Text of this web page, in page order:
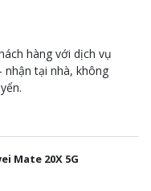
hàng với dịch vụ
tại nhà, không
Mate 20X 5G